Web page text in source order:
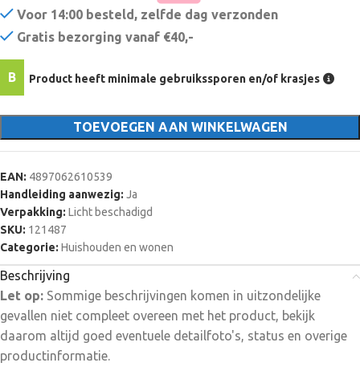
Voor 14:00 besteld, zelfde dag verzonden
Gratis bezorging vanaf €40,-
B Product heeft minimale gebruikssporen en/of krasjes
TOEVOEGEN AAN WINKELWAGEN
EAN: 4897062610539
Handleiding aanwezig: Ja
Verpakking: Licht beschadigd
SKU: 121487
Categorie: Huishouden en wonen
Beschrijving
Let op: Sommige beschrijvingen komen in uitzondelijke
gevallen niet compleet overeen met het product, bekijk
daarom altijd goed eventuele detailfoto's, status en overige
productinformatie.